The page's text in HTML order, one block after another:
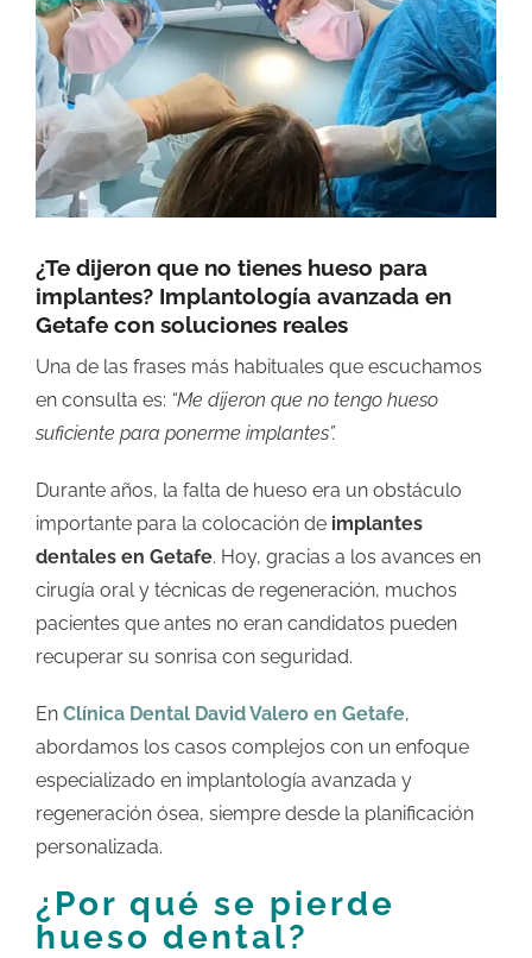
grande
¿Te dijeron que no tienes hueso para
implantes? Implantología avanzada en
Getafe con soluciones reales
Una de las frases más habituales que escuchamos
en consulta es: “Me dijeron que no tengo hueso
suficiente para ponerme implantes”.
Durante años, la falta de hueso era un obstáculo
importante para la colocación de implantes
dentales en Getafe. Hoy, gracias a los avances en
cirugía oral y técnicas de regeneración, muchos
pacientes que antes no eran candidatos pueden
recuperar su sonrisa con seguridad.
En Clínica Dental David Valero en Getafe,
abordamos los casos complejos con un enfoque
especializado en implantología avanzada y
regeneración ósea, siempre desde la planificación
personalizada.
¿Por qué se pierde
hueso dental?